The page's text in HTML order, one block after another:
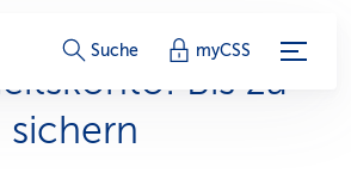
S
e
r
Suche myCSS
Bis zu
sichern